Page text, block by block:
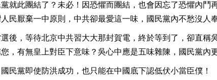
就此團結了？未必！因恐懼而團結，也會因忘了恐懼內鬥
民厭棄一中原則，中共卻最愛這一味，國民黨內不愁沒人奉
後，等待北京中共習大大那封賀電，終於等到了，卻直稱
，有無皇上對臣下意味？吳心中應是五味雜陳，國民黨內
民黨即使防洪成功，也只能在中國底下認低伏小當臣僕！